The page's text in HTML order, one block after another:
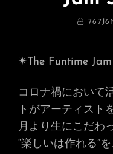
BY
✴︎The Funtime
コロナ禍において
トがアーティスト
月より生にこだわ
“楽しいは作れる”